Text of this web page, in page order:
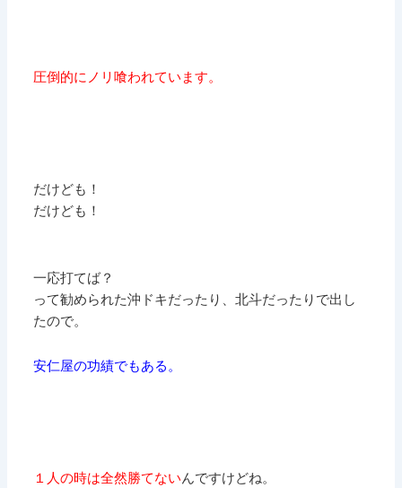
圧倒的にノリ喰われています。
だけども！
だけども！
一応打てば？
って勧められた沖ドキだったり、北斗だったりで出し
たので。
安仁屋の功績でもある。
１人の時は全然勝てないんですけどね。